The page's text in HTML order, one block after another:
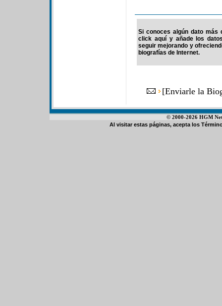
Si conoces algún dato más
click aquí y añade los
seguir mejorando y
biografías de Internet.
[Enviarle la
© 2000-2026 HGM
Al visitar estas páginas, acepta los